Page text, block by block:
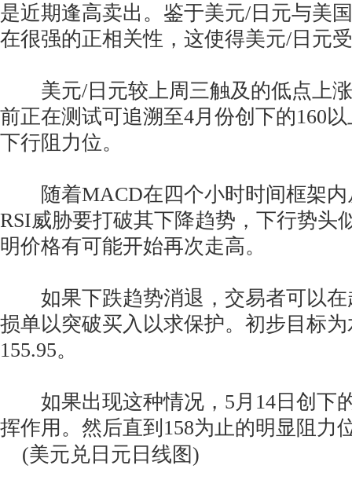
是近期逢高卖出。鉴于美元/日元与美
在很强的正相关性，这使得美元/日元
美元/日元较上周三触及的低点上涨
前正在测试可追溯至4月份创下的160
下行阻力位。
随着MACD在四个小时时间框架内
RSI威胁要打破其下降趋势，下行势头
明价格有可能开始再次走高。
如果下跌趋势消退，交易者可以在
损单以突破买入以求保护。初步目标
155.95。
如果出现这种情况，5月14日创下
挥作用。然后直到158为止的明显阻力
(美元兑日元日线图)